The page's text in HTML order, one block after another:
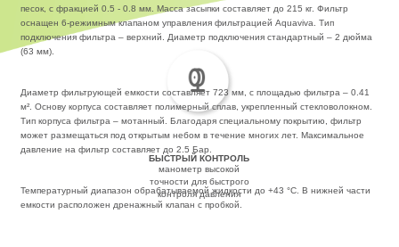
БЫСТРЫЙ КОНТРОЛЬ
манометр высокой
точности для быстрого
контроля давления
песок, с фракцией 0.5 - 0.8 мм. Масса засыпки составляет до 215 кг. Фильтр
оснащен 6-режимным клапаном управления фильтрацией Aquaviva. Тип
подключения фильтра – верхний. Диаметр подключения стандартный – 2 дюйма
(63 мм).
Диаметр фильтрующей емкости составляет 723 мм, с площадью фильтра – 0.41
м². Основу корпуса составляет полимерный сплав, укрепленный стекловолокном.
Тип корпуса фильтра – мотанный. Благодаря специальному покрытию, фильтр
может размещаться под открытым небом в течение многих лет. Максимальное
давление на фильтр составляет до 2.5 Бар.
Температурный диапазон обрабатываемой жидкости до +43 °С. В нижней части
емкости расположен дренажный клапан с пробкой.